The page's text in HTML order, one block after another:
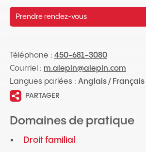
Prendre rendez-vous
Téléphone : 450-681-3080
Courriel : m.alepin@alepin.com
Langues parlées : Anglais / Français
PARTAGER
Domaines de pratique
Droit familial